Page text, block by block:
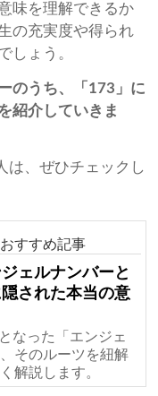
味を理解できるか
の充実度や得られ
しょう。
のうち、「173」に
紹介していきま
は、ぜひチェックし
すすめ記事
ェルナンバーと
された本当の意
なった「エンジェ
そのルーツを紐解
解説します。